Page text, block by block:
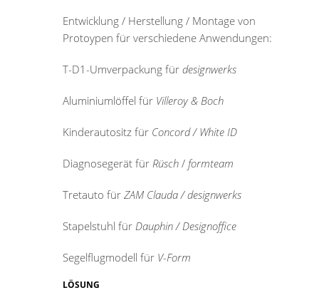
Entwicklung / Herstellung / Montage von
Protoypen für verschiedene Anwendungen:
T-D1-Umverpackung für designwerks
Aluminiumlöffel für Villeroy & Boch
Kinderautositz für Concord / White ID
Diagnosegerät für Rüsch/ formteam
Tretauto für ZAM Clauda / designwerks
Stapelstuhl für Dauphin / Designoffice
Segelflugmodell für V-Form
LÖSUNG